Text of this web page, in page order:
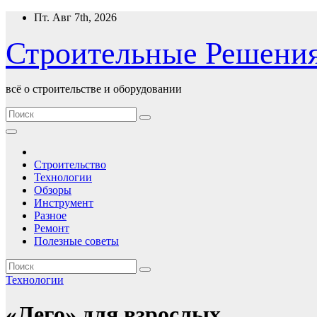
Перейти
содержимому
Пт. Авг 7th, 2026
Строительные
всё о строительстве и оборудовании
Строительство
Технологии
Обзоры
Инструмент
Разное
Ремонт
Полезные советы
Технологии